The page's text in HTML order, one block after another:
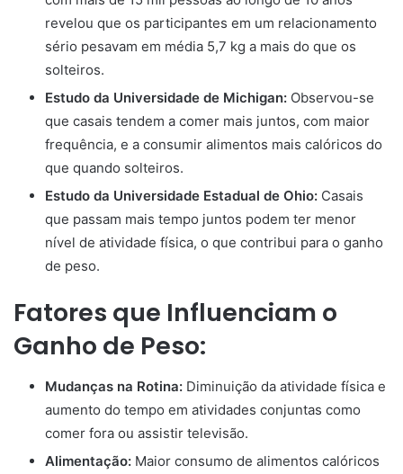
revelou que os participantes em um relacionamento
sério pesavam em média 5,7 kg a mais do que os
solteiros.
Estudo da Universidade de Michigan: Observou-se
que casais tendem a comer mais juntos, com maior
frequência, e a consumir alimentos mais calóricos do
que quando solteiros.
Estudo da Universidade Estadual de Ohio: Casais
que passam mais tempo juntos podem ter menor
nível de atividade física, o que contribui para o ganho
de peso.
Fatores que Influenciam o
Ganho de Peso:
Mudanças na Rotina: Diminuição da atividade física e
aumento do tempo em atividades conjuntas como
comer fora ou assistir televisão.
Alimentação: Maior consumo de alimentos calóricos